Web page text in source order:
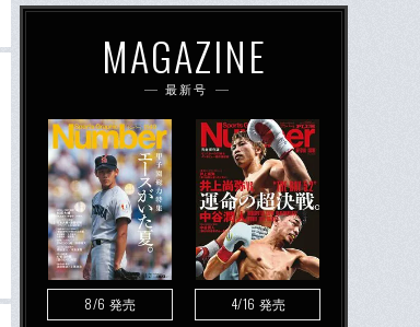
MAGAZINE
最新号
8/6 発売 4/16 発売